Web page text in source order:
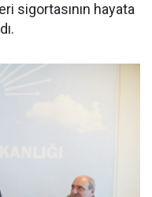
sigortasının hayata